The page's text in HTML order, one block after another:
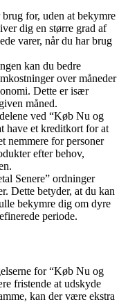
for, uden at bekymre
dig en større grad af
varer, når du har brug
kan du bedre
over måneder
Dette er især
måned.
ved “Køb Nu og
have et kreditkort for at
nemmere for personer
efter behov,
Senere” ordninger
Dette betyder, at du kan
bekymre dig om dyre
periode.
for “Køb Nu og
fristende at udskyde
kan der være ekstra